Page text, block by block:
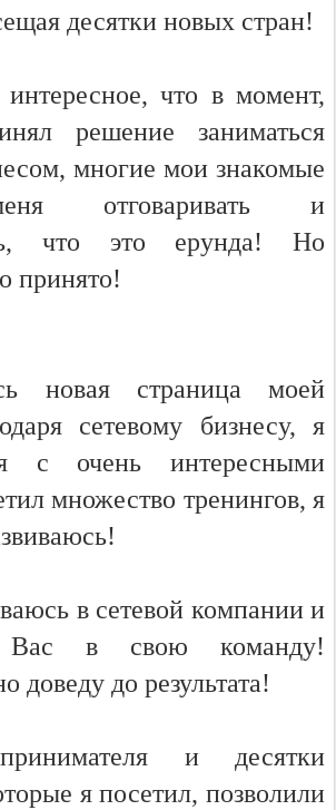
десятки новых стран!
что в момент,
решение заниматься
многие мои знакомые
отговаривать и
что это ерунда! Но
принято!
новая страница моей
сетевому бизнесу, я
с очень интересными
множество тренингов, я
в сетевой компании и
Вас в свою команду!
доведу до результата!
и десятки
я посетил, позволили